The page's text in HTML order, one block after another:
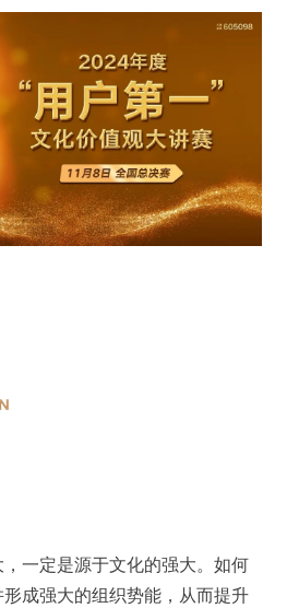
一定是源于文化的强大。如何
成强大的组织势能，从而提升